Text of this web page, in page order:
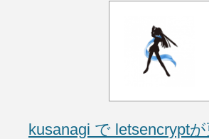
kusanagi で letsencrypt